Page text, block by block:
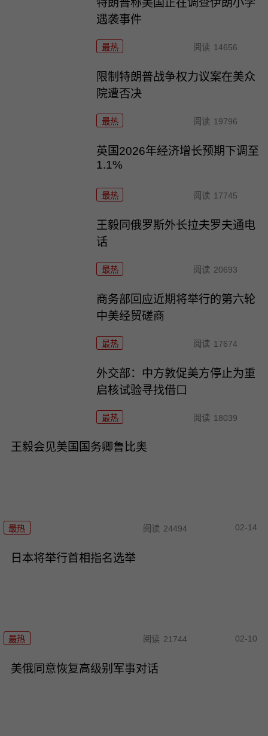
特朗普称美国正在调查伊朗小学
遇袭事件
最热 阅读 14656
限制特朗普战争权力议案在美众
院遭否决
最热 阅读 19796
英国2026年经济增长预期下调至
1.1%
最热 阅读 17745
王毅同俄罗斯外长拉夫罗夫通电
话
最热 阅读 20693
商务部回应近期将举行的第六轮
中美经贸磋商
最热 阅读 17674
外交部：中方敦促美方停止为重
启核试验寻找借口
最热 阅读 18039
王毅会见美国国务卿鲁比奥
最热 阅读 24494 02-14
日本将举行首相指名选举
最热 阅读 21744 02-10
美俄同意恢复高级别军事对话